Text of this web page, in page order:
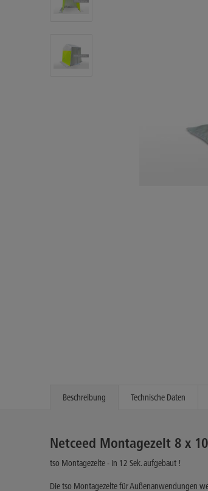
Beschreibung Technische Daten
Netceed Montagezelt 8 x
tso Montagezelte - in 12 Sek. aufgebaut !
Die tso Montagezelte für Außenanwendungen